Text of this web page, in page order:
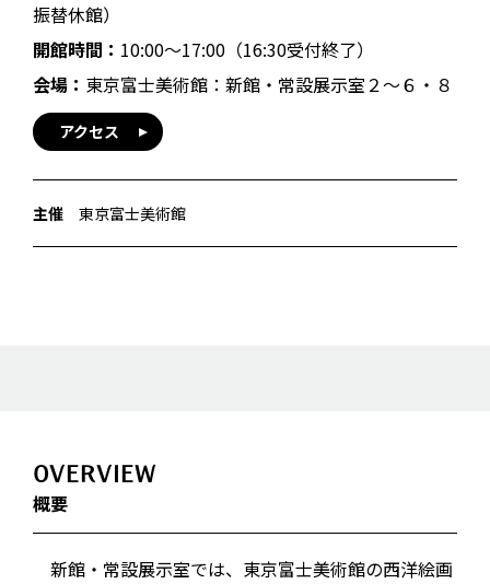
振替休館）
開館時間： 10:00～17:00（16:30受付終了）
会場： 東京富士美術館：新館・常設展示室２〜６・８
アクセス
主催 東京富士美術館
OVERVIEW
概要
新館・常設展示室では、東京富士美術館の西洋絵画